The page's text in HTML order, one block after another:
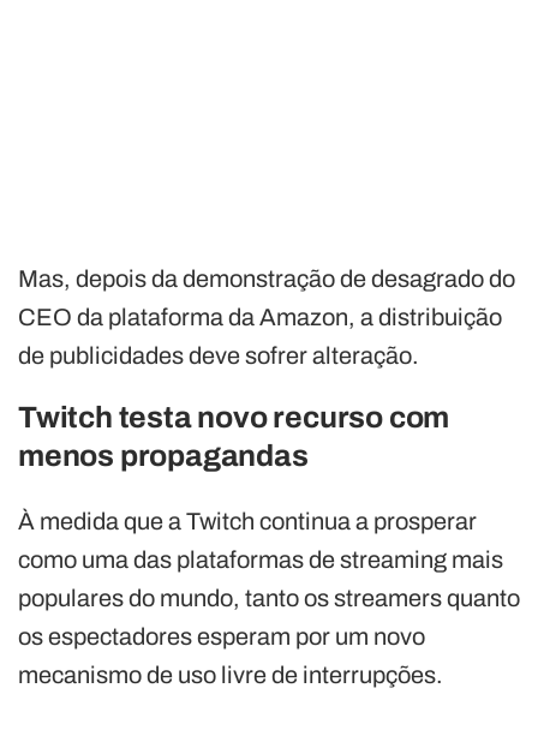
Mas, depois da demonstração de desagrado do
CEO da plataforma da Amazon, a distribuição
de publicidades deve sofrer alteração.
Twitch testa novo recurso com
menos propagandas
À medida que a Twitch continua a prosperar
como uma das plataformas de streaming mais
populares do mundo, tanto os streamers quanto
os espectadores esperam por um novo
mecanismo de uso livre de interrupções.